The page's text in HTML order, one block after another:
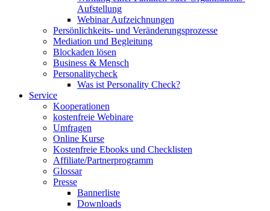
Aufstellung
Webinar Aufzeichnungen
Persönlichkeits- und Veränderungsprozesse
Mediation und Begleitung
Blockaden lösen
Business & Mensch
Personalitycheck
Was ist Personality Check?
Service
Kooperationen
kostenfreie Webinare
Umfragen
Online Kurse
Kostenfreie Ebooks und Checklisten
Affiliate/Partnerprogramm
Glossar
Presse
Bannerliste
Downloads